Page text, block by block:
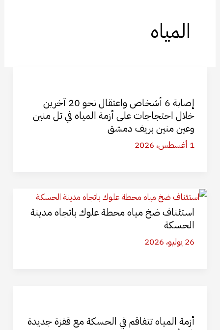
المياه
إصابة 6 أشخاص واعتقال نحو 20 آخرين
خلال احتجاجات على أزمة المياه في تل منين
وعين منين بريف دمشق
1 أغسطس، 2026
استئناف ضخ مياه محطة علوك باتجاه مدينة
الحسكة
26 يوليو، 2026
أزمة المياه تتفاقم في الحسكة مع قفزة جديدة